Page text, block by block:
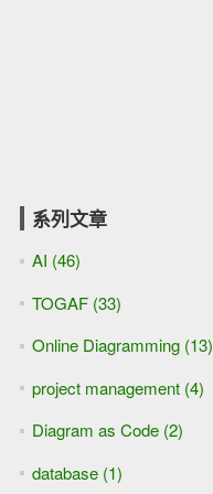
系列文章
AI (46)
TOGAF (33)
Online Diagramming (13)
project management (4)
Diagram as Code (2)
database (1)